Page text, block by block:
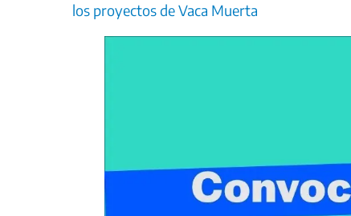
los proyectos de Vaca Muerta